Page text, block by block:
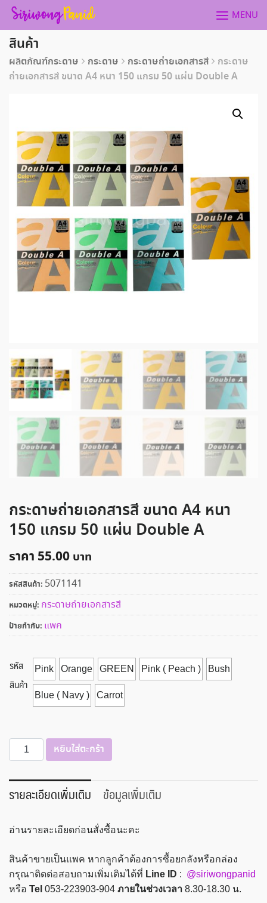
Skip
content
MENU
สินค้า
ผลิตภัณฑ์กระดาษ กระดาษ กระดาษถ่ายเอกสารสี
กระดาษ
ถ่ายเอกสารสี ขนาด A4 หนา 150 แกรม 50 แผ่น Double A
กระดาษถ่ายเอกสารสี ขนาด A4 หนา
150 แกรม 50 แผ่น Double A
ราคา 55.00
รหัสสินค้า: 5071141
หมวดหมู่: กระดาษถ่ายเอกสารสี
ป้ายกำกับ: แพค
รหัส
สินค้า
Pink Orange GREEN Pink ( Peach ) Bush
Blue ( Navy ) Carrot
จำนวน
กระดาษ
เอกสาร
สี
A4
150
แกรม
50
หยิบใส่ตะกร้า
รายละเอียดเพิ่มเติม ข้อมูลเพิ่มเติม
อ่านรายละเอียดก่อนสั่งซื้อนะคะ
สินค้าขายเป็นแพค หากลูกค้าต้องการซื้อยกลังหรือกล่อง
กรุณาติดต่อสอบถามเพิ่มเติมได้ที่ Line ID : @siriwongpanid
หรือ Tel 053-223903-904 ภายในช่วงเวลา 8.30-18.30 น.